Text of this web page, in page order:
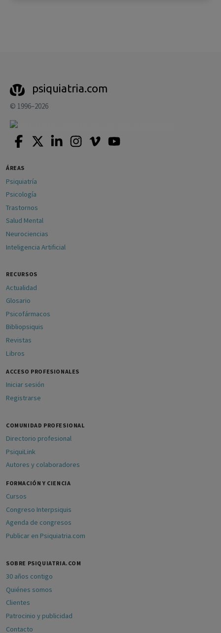
psiquiatria.com
© 1996–2026
ÁREAS
Psiquiatría
Psicología
Trastornos
Salud Mental
Neurociencias
Inteligencia Artificial
RECURSOS
Actualidad
Glosario
Psicofármacos
Bibliopsiquis
Revistas
Libros
ACCESO PROFESIONALES
Iniciar sesión
Registrarse
COMUNIDAD PROFESIONAL
Directorio profesional
PsiquiLink
Autores y colaboradores
FORMACIÓN Y CIENCIA
Cursos
Congreso Interpsiquis
Agenda de congresos
Publicar en Psiquiatria.com
SOBRE PSIQUIATRIA.COM
30 años contigo
Quiénes somos
Clientes
Patrocinio y publicidad
Contacto